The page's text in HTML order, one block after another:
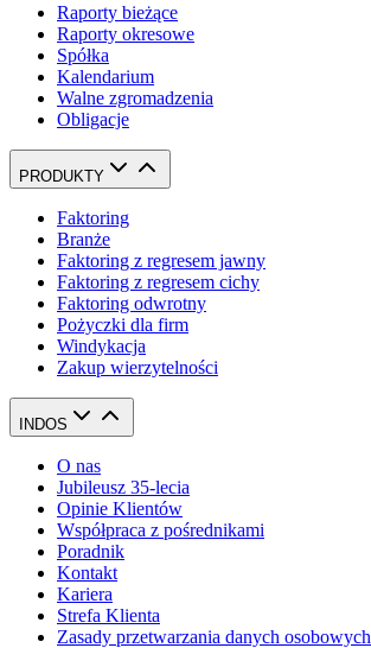
Raporty bieżące
Raporty okresowe
Spółka
Kalendarium
Walne zgromadzenia
Obligacje
PRODUKTY
Faktoring
Branże
Faktoring z regresem jawny
Faktoring z regresem cichy
Faktoring odwrotny
Pożyczki dla firm
Windykacja
Zakup wierzytelności
INDOS
O nas
Jubileusz 35-lecia
Opinie Klientów
Współpraca z pośrednikami
Poradnik
Kontakt
Kariera
Strefa Klienta
Zasady przetwarzania danych osobowych